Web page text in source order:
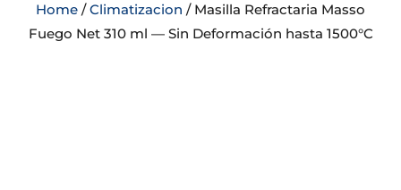
Home /Climatizacion / Masilla Refractaria Masso
Fuego Net 310 ml — Sin Deformación hasta 1500°C